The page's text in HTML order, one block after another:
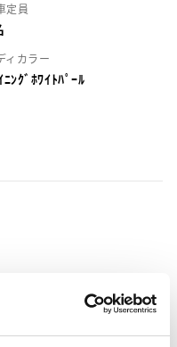
定員
ィカラー
ﾆﾝｸﾞﾎﾜｲﾄﾊﾟｰﾙ
装備説明/用語解説